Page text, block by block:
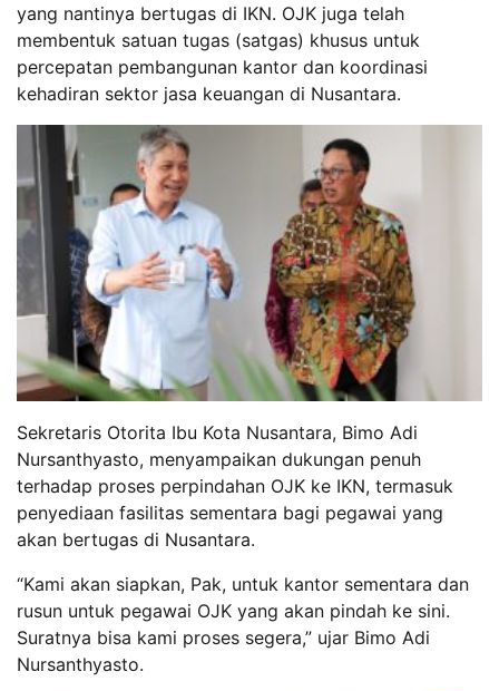
yang nantinya bertugas di IKN. OJK juga telah
membentuk satuan tugas (satgas) khusus untuk
percepatan pembangunan kantor dan koordinasi
kehadiran sektor jasa keuangan di Nusantara.
Sekretaris Otorita Ibu Kota Nusantara, Bimo Adi
Nursanthyasto, menyampaikan dukungan penuh
terhadap proses perpindahan OJK ke IKN, termasuk
penyediaan fasilitas sementara bagi pegawai yang
akan bertugas di Nusantara.
“Kami akan siapkan, Pak, untuk kantor sementara dan
rusun untuk pegawai OJK yang akan pindah ke sini.
Suratnya bisa kami proses segera,” ujar Bimo Adi
Nursanthyasto.